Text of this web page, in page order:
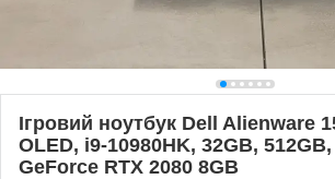
Ігровий ноутбук Dell Alienware
OLED, i9-10980HK, 32GB,
GeForce RTX 2080 8GB